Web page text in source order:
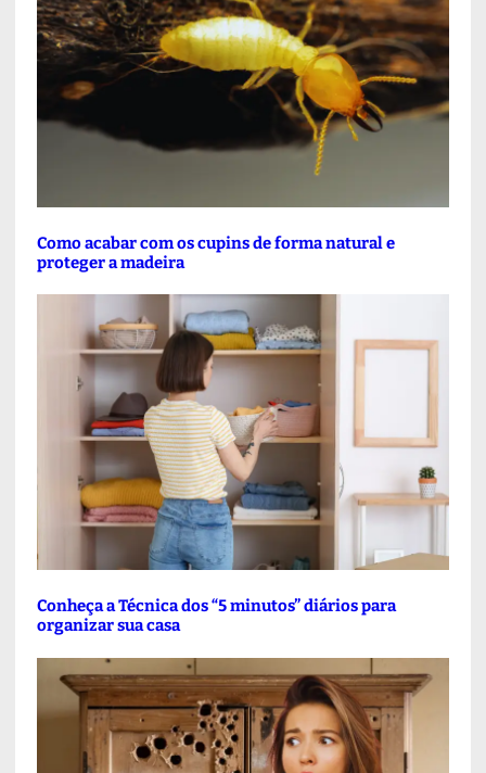
Como acabar com os cupins de forma natural e
proteger a madeira
Conheça a Técnica dos “5 minutos” diários para
organizar sua casa